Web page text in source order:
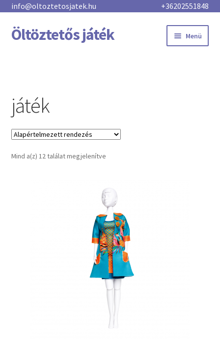
info@oltoztetosjatek.hu +36202551848
Öltöztetős játék Menü
Üzlet
Kategóriák
játék
Mind a(z) 12 találat megjelenítve